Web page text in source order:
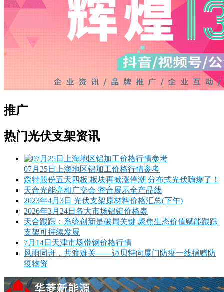
推广
热门光伏支架资讯
07月25日上海地区铝加工价格行情参考
森特股份五天四板 板块再掀涨停潮 分布式光伏嗨爆了！
天合光能亮相广交会 整合展示全产品线
2023年4月3日 光伏支架原材料价格汇总(下午)
2026年3月24日各大市场铝锭价格表
天合跟踪：系统创新是破局关键 聚焦生态价值赋能跟踪
支架可持续发展
7月14日天津市场带钢价格行情
风雨同舟，共渡难关——迈贝特向厦门防疫一线捐赠防
疫物资